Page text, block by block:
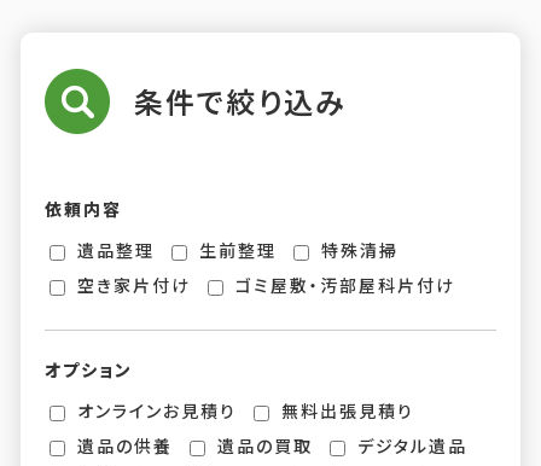
条件で絞り込み
依頼内容
遺品整理
生前整理
特殊清掃
空き家片付け
ゴミ屋敷・汚部屋科片付け
オプション
オンラインお見積り
無料出張見積り
遺品の供養
遺品の買取
デジタル遺品